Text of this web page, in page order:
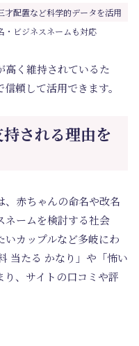
才配置など科学的データを活用
・ビジネスネームも対応
高く維持されているた
頼して活用できます。
される理由を
、赤ちゃんの命名や改名
ネームを検討する社会
いカップルなど多岐にわ
当たる かなり」や「怖い
、サイトの口コミや評